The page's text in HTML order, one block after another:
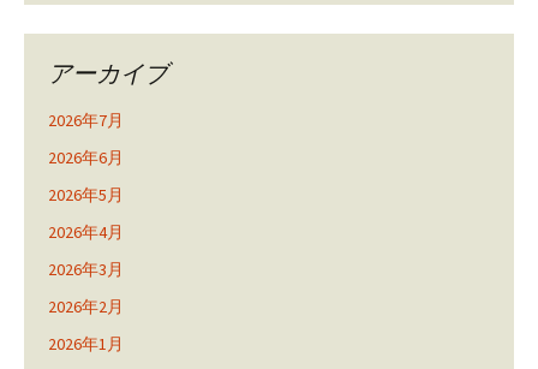
アーカイブ
2026年7月
2026年6月
2026年5月
2026年4月
2026年3月
2026年2月
2026年1月